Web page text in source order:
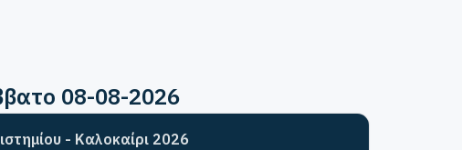
08-08-2026
- Καλοκαίρι 2026